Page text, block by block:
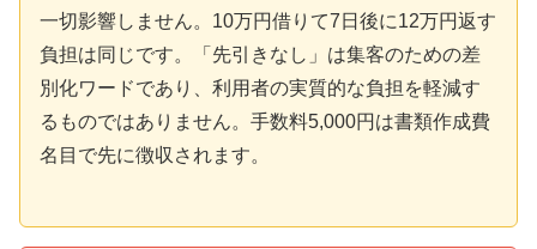
一切影響しません。10万円借りて7日後に12万円返す
負担は同じです。「先引きなし」は集客のための差
別化ワードであり、利用者の実質的な負担を軽減す
るものではありません。手数料5,000円は書類作成費
名目で先に徴収されます。